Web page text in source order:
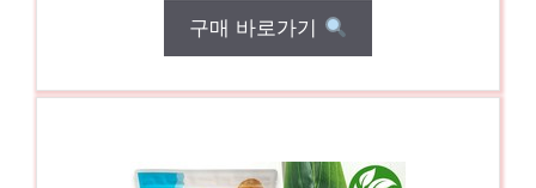
구매 바로가기